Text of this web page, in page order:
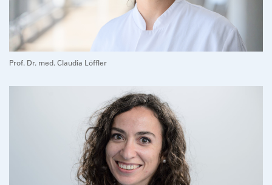
Prof. Dr. med. Claudia Löffler